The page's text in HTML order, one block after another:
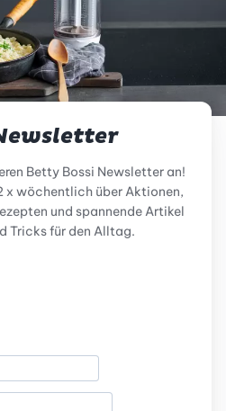
Betty Bossi Newsletter an!
x wöchentlich über Aktionen,
und spannende Artikel
Tricks für den Alltag.